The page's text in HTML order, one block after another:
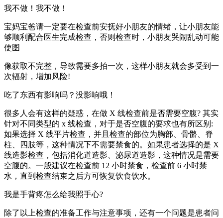
我不做！我不做！
宝妈宝爸请一定要在检查前安抚好小朋友的情绪，让小朋友能
够顺利配合医生完成检查，否则检查时，小朋友哭闹乱动可能
使图
像获取不完整，导致需要多拍一次，这样小朋友就会多受到一
次辐射，增加风险!
吃了东西有影响吗？没影响哦！
很多人会有这样的疑惑，在做 X 线检查前是否需要空腹? 其实
针对不同类型的 x 线检查，对于是否空腹的要求也有所区别:
如果选择 X 线平片检查，并且检查的部位为胸部、骨骼、脊
柱、四肢等，这种情况下不需要禁食的。如果患者选择的是 X
线造影检查，包括消化道造影、泌尿道造影，这种情况是需要
空腹的。一般建议在检查前 12 小时禁食，检查前 6 小时禁
水，直到检查结束之后方可恢复饮食饮水。
我是手背疼怎么给我照手心?
除了以上检查的准备工作与注意事项，还有一个问题是患者问